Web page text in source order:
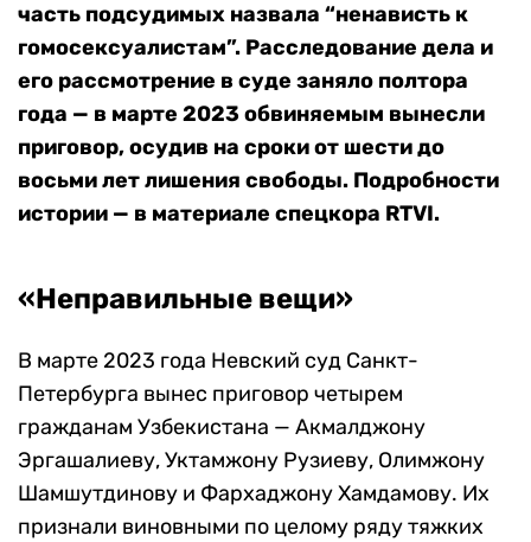
часть подсудимых назвала “ненависть к
гомосексуалистам”. Расследование дела и
его рассмотрение в суде заняло полтора
года — в марте 2023 обвиняемым вынесли
приговор, осудив на сроки от шести до
восьми лет лишения свободы. Подробности
истории — в материале спецкора RTVI.
«Неправильные вещи»
В марте 2023 года Невский суд Санкт-
Петербурга вынес приговор четырем
гражданам Узбекистана — Акмалджону
Эргашалиеву, Уктамжону Рузиеву, Олимжону
Шамшутдинову и Фархаджону Хамдамову. Их
признали виновными по целому ряду тяжких